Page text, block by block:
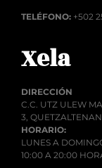
TELÉFONO: +502
Xela
DIRECCIÓN
C.C. UTZ ULEW
3,
HORARIO:
LUNES A
10:00 A 20:00